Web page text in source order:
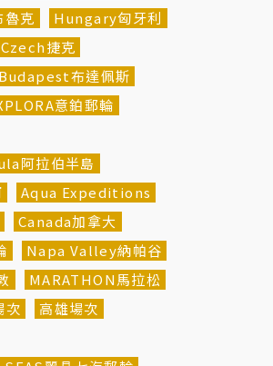
克
Hungary匈牙利
Czech捷克
Budapest布達佩斯
意鉑郵輪
阿拉伯半島
Aqua Expeditions
Canada加拿大
Napa Valley納帕谷
MARATHON馬拉松
次
高雄場次